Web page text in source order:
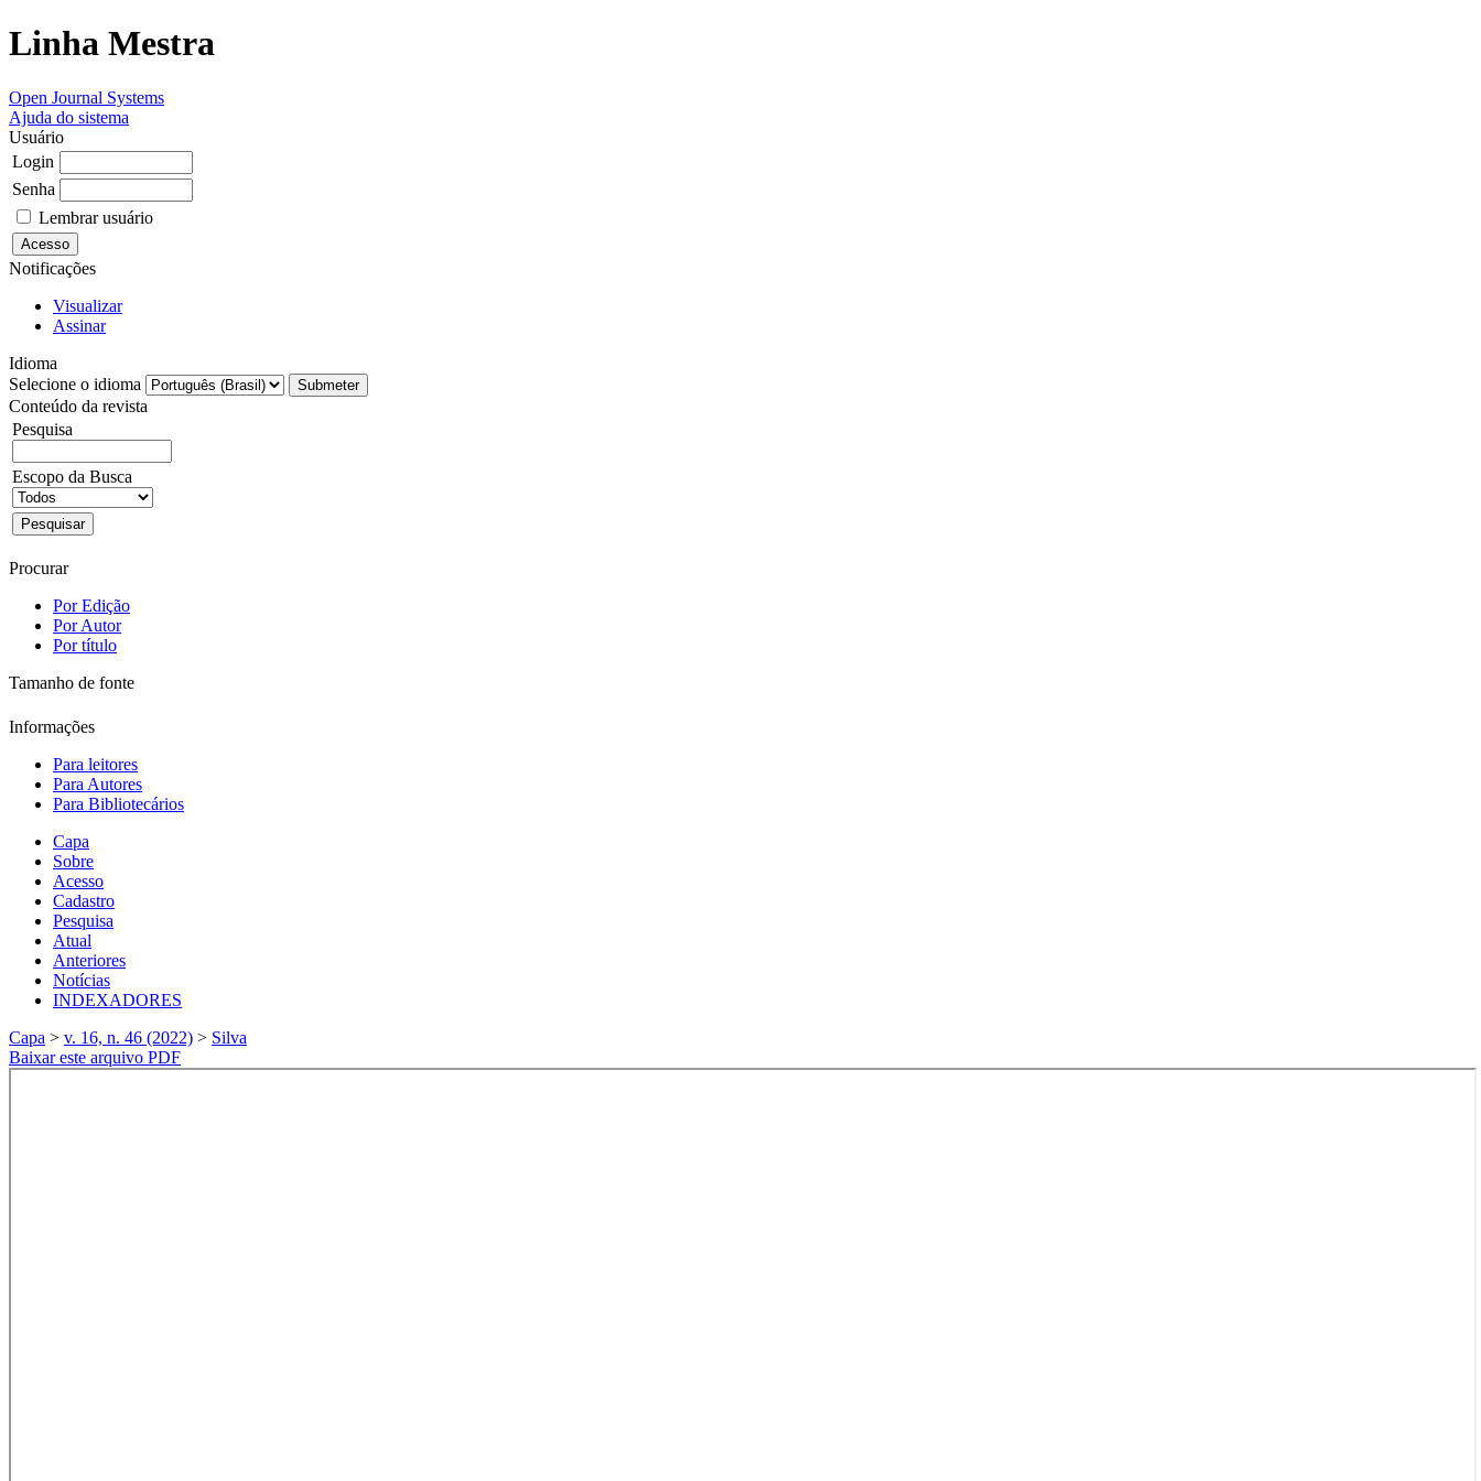
Linha Mestra
Open Journal Systems
Ajuda do sistema
Usuário
Login
Senha
Lembrar usuário
Notificações
Visualizar
Assinar
Idioma
Selecione o idioma
Conteúdo da revista
Pesquisa
Escopo da Busca
Procurar
Por Edição
Por Autor
Por título
Tamanho de fonte
Informações
Para leitores
Para Autores
Para Bibliotecários
Capa
Sobre
Acesso
Cadastro
Pesquisa
Atual
Anteriores
Notícias
INDEXADORES
Capa > v. 16, n. 46 (2022) > Silva
Baixar este arquivo PDF